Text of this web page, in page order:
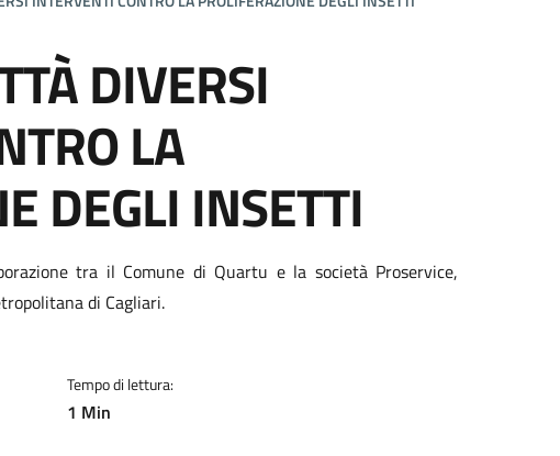
DIVERSI
LA
DEGLI INSETTI
tra il Comune di Quartu e la società Proservice,
di Cagliari.
Tempo di lettura:
1 Min